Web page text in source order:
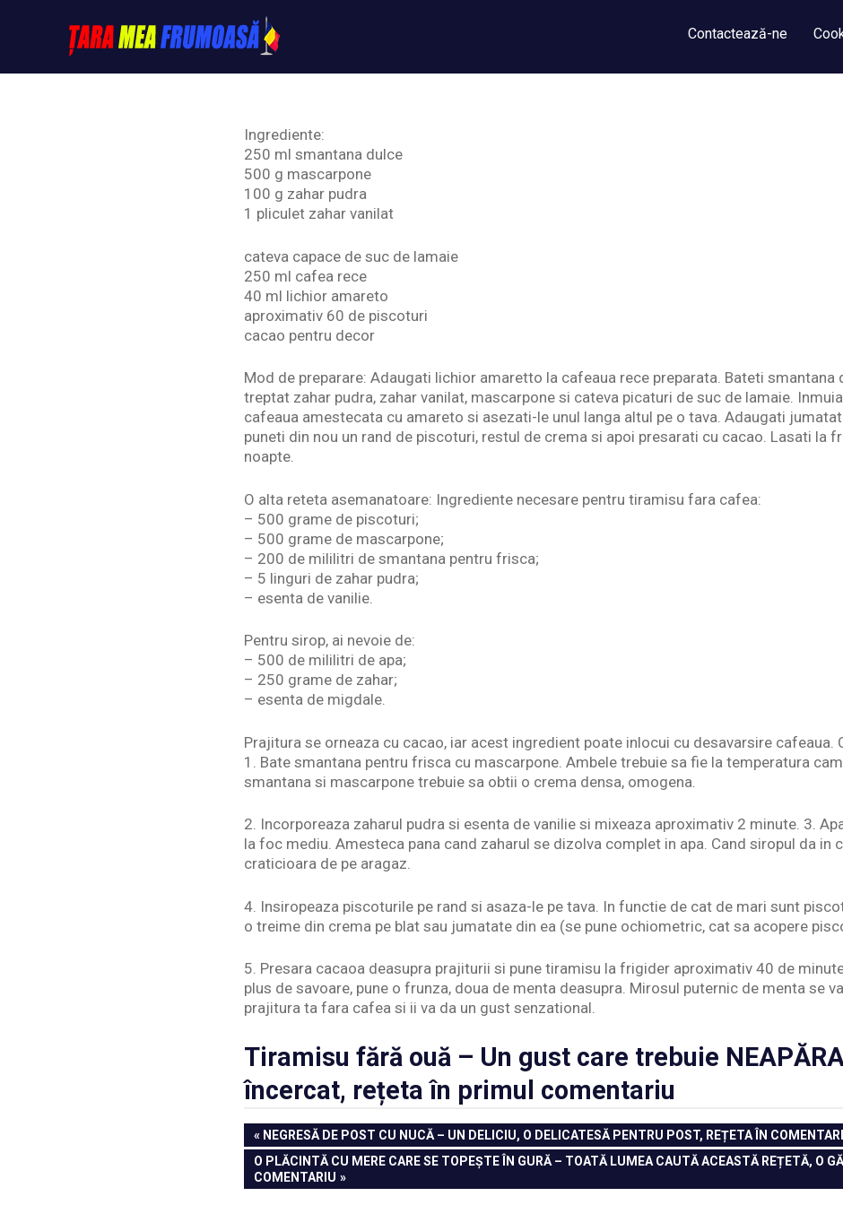
Tarameafrumoasa
Contactează-ne
Ingrediente:
250 ml smantana dulce
500 g mascarpone
100 g zahar pudra
1 pliculet zahar vanilat
cateva capace de suc de lamaie
250 ml cafea rece
40 ml lichior amareto
aproximativ 60 de piscoturi
cacao pentru decor
Mod de preparare: Adaugati lichior amaretto la cafeaua rece preparata. Bateti smantana
treptat zahar pudra, zahar vanilat, mascarpone si cateva picaturi de suc de lamaie.
cafeaua amestecata cu amareto si asezati-le unul langa altul pe o tava. Adaugati
puneti din nou un rand de piscoturi, restul de crema si apoi presarati cu cacao. Lasati la
noapte.
O alta reteta asemanatoare: Ingrediente necesare pentru tiramisu fara cafea:
– 500 grame de piscoturi;
– 500 grame de mascarpone;
– 200 de mililitri de smantana pentru frisca;
– 5 linguri de zahar pudra;
– esenta de vanilie.
Pentru sirop, ai nevoie de:
– 500 de mililitri de apa;
– 250 grame de zahar;
– esenta de migdale.
Prajitura se orneaza cu cacao, iar acest ingredient poate inlocui cu desavarsire cafeaua.
1. Bate smantana pentru frisca cu mascarpone. Ambele trebuie sa fie la temperatura
smantana si mascarpone trebuie sa obtii o crema densa, omogena.
2. Incorporeaza zaharul pudra si esenta de vanilie si mixeaza aproximativ 2 minute. 3.
la foc mediu. Amesteca pana cand zaharul se dizolva complet in apa. Cand siropul da in
craticioara de pe aragaz.
4. Insiropeaza piscoturile pe rand si asaza-le pe tava. In functie de cat de mari sunt
o treime din crema pe blat sau jumatate din ea (se pune ochiometric, cat sa acopere
5. Presara cacaoa deasupra prajiturii si pune tiramisu la frigider aproximativ 40 de
plus de savoare, pune o frunza, doua de menta deasupra. Mirosul puternic de menta se
prajitura ta fara cafea si ii va da un gust senzational.
Tiramisu fără ouă – Un gust care trebuie
încercat, rețeta în primul comentariu
Navigare
în
articole
PREVIOUS
POST:
NEGRESĂ DE POST CU NUCĂ – UN DELICIU, O DELICATESĂ PENTRU POST, REȚETA ÎN COMENTARII
NEXT
POST:
O PLĂCINTĂ CU MERE CARE SE TOPEȘTE ÎN GURĂ – TOATĂ LUMEA CAUTĂ ACEASTĂ REȚETĂ, O
COMENTARIU